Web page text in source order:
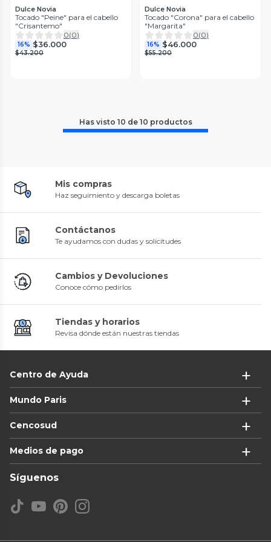
Dulce Novia
Tocado "Peine" para el cabello
"Crisantemo"
0(0)
16% $36.000
$43.200
Dulce Novia
Tocado "Corona" para el cabello
"Margarita"
0(0)
16% $46.000
$55.200
Has visto 10 de 10 productos
Mis compras
Haz seguimiento y descarga boletas
Contáctanos
Te ayudamos con dudas y solicitudes
Cambios y Devoluciones
Conoce cómo pedirlos
Tiendas y horarios
Revisa dónde están nuestras tiendas
Centro de Ayuda
Mundo Paris
Cencosud
Medios de pago
Síguenos